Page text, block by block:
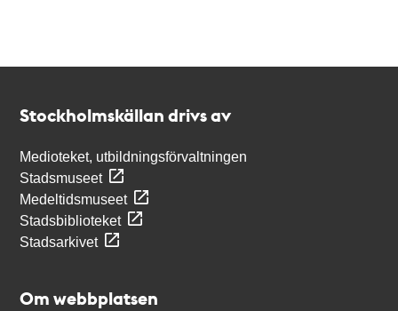
Stockholmskällan drivs av
Medioteket, utbildningsförvaltningen
Stadsmuseet
Medeltidsmuseet
Stadsbiblioteket
Stadsarkivet
Om webbplatsen